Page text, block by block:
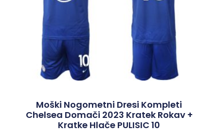
Moški Nogometni Dresi Kompleti
Chelsea Domači 2023 Kratek Rokav +
Kratke Hlače PULISIC 10